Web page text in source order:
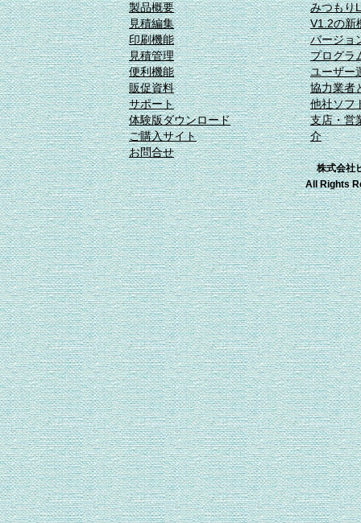
製品概要
見積編集
印刷機能
見積管理
便利機能
販促資料
サポート
体験版ダウンロード
ご購入サイト
お問合せ
みつもり
V1.2の新
バージョ
プログラ
ユーザー
協力業者
他社ソフ
支店・営
介
株式会社
All Rights